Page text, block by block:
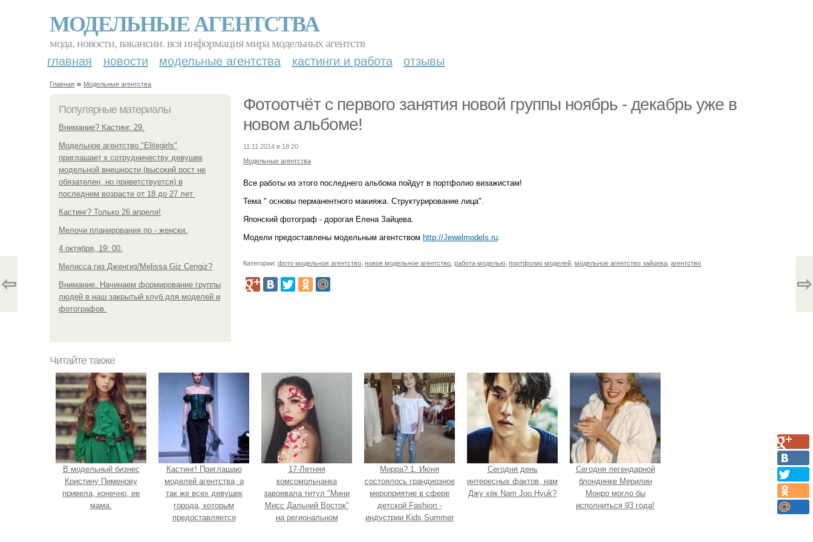
МОДЕЛЬНЫЕ АГЕНТСТВА
мода, новости, вакансии. вся информация мира модельных агентств
главная новости модельные агентства кастинги и работа отзывы
Главная » Модельные агентства
Популярные материалы
Внимание? Кастинг. 29.
Модельное агентство "Elitegirls"
приглашает к сотрудничеству девушек
модельной внешности (высокий рост не
обязателен, но приветствуется) в
последнем возрасте от 18 до 27 лет.
Кастинг? Только 26 апреля!
Мелочи планирования по - женски.
4 октября, 19: 00.
Мелисса гиз Дженгиз/Melissa Giz Cengiz?
Внимание. Начинаем формирование группы
людей в наш закрытый клуб для моделей и
фотографов.
Фотоотчёт с первого занятия новой группы ноябрь - декабрь уже в
новом альбоме!
11.11.2014 в 18:20
Модельные агентства
Все работы из этого последнего альбома пойдут в портфолио визажистам!
Тема " основы перманентного макияжа. Структурирование лица".
Японский фотограф - дорогая Елена Зайцева.
Модели предоставлены модельным агентством http://Jewelmodels.ru
Категории: фото модельное агентство новое модельное агентство работа моделью портфолио моделей модельное агентство зайцева агентство
⇦ ⇨
Читайте также
В модельный бизнес
Кристину Пименову
привела, конечно, ее
мама.
Кастинг! Приглашаю
моделей агентства, а
так же всех девушек
города, которым
предоставляется
17-Летняя
комсомольчанка
завоевала титул "Мини
Мисс Дальний Восток"
на региональном
Мирра? 1. Июня
состоялось грандиозное
мероприятие в сфере
детской Fashion -
индустрии Kids Summer
Сегодня день
интересных фактов, нам
Джу хёк Nam Joo Hyuk?
Сегодня легендарной
блондинке Мерилин
Монро могло бы
исполниться 93 года!